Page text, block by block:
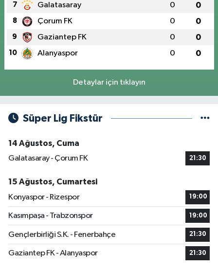
7 Galatasaray 0 0
8 Çorum FK 0 0
9 Gaziantep FK 0 0
10 Alanyaspor 0 0
Detaylar için tıklayın
Süper Lig Fikstür
14 Ağustos, Cuma
Galatasaray - Çorum FK
21:30
15 Ağustos, Cumartesi
Konyaspor - Rizespor
19:00
Kasımpaşa - Trabzonspor 19:00
Gençlerbirliği S.K. - Fenerbahçe 21:30
Gaziantep FK - Alanyaspor 21:30